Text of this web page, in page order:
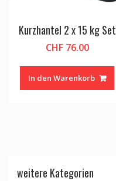
Kurzhantel 2 x 15 kg Set
CHF76.00
In den Warenkorb
weitere Kategorien